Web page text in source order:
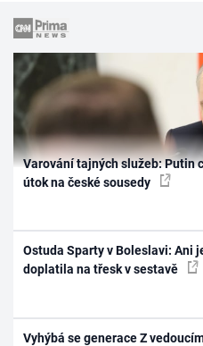
Varování tajných služeb: Putin
útok na české sousedy
Ostuda Sparty v Boleslavi: Ani
doplatila na třesk v sestavě
Vyhýbá se generace Z